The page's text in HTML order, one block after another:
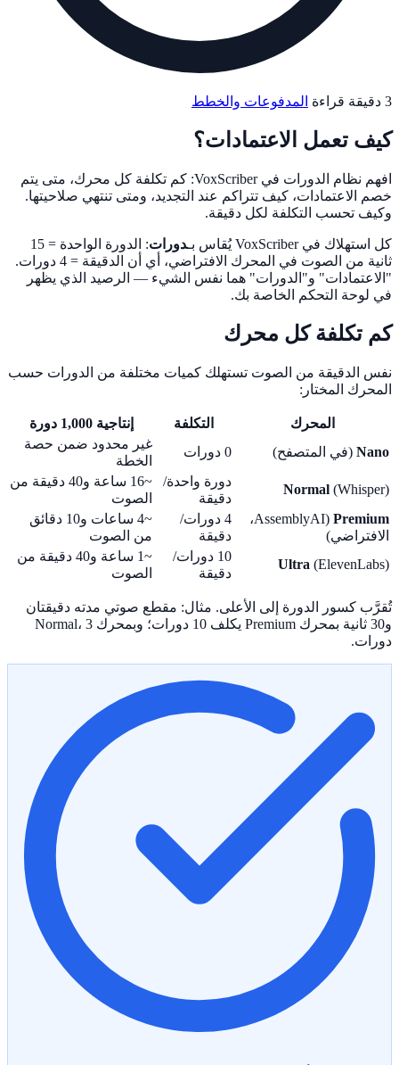
3 دقيقة قراءة المدفوعات والخطط
كيف تعمل الاعتمادات؟
افهم نظام الدورات في VoxScriber: كم تكلفة كل محرك، متى يتم
خصم الاعتمادات، كيف تتراكم عند التجديد، ومتى تنتهي صلاحيتها.
وكيف تحسب التكلفة لكل دقيقة.
كل استهلاك في VoxScriber يُقاس بـ دورات
: الدورة الواحدة = 15
ثانية من الصوت في المحرك الافتراضي، أي أن الدقيقة = 4 دورات.
"الاعتمادات" و"الدورات" هما نفس الشيء — الرصيد الذي يظهر
في لوحة التحكم الخاصة بك.
كم تكلفة كل محرك
نفس الدقيقة من الصوت تستهلك كميات مختلفة من الدورات حسب
المحرك المختار:
المحرك التكلفة
إنتاجية 1,000 دورة
Nano (في المتصفح) 0 دورات
غير محدود ضمن حصة
الخطة
Normal (Whisper)
دورة واحدة/
دقيقة
~16 ساعة و40 دقيقة من
الصوت
Premium
(AssemblyAI،
الافتراضي)
4 دورات/
دقيقة
~4 ساعات و10 دقائق
من الصوت
Ultra (ElevenLabs)
10 دورات/
دقيقة
~1 ساعة و40 دقيقة من
الصوت
تُقرَّب كسور الدورة إلى الأعلى. مثال: مقطع صوتي مدته دقيقتان
و30 ثانية بمحرك Premium يكلف 10 دورات؛ وبمحرك Normal، 3
دورات.